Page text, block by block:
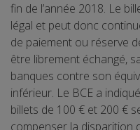
fin de l’année 2018. Le
légal et peut donc
de paiement ou réserve
être librement échangé,
banques contre son
inférieur. Le BCE a
billets de 100 € et 200 €
compenser la disparition